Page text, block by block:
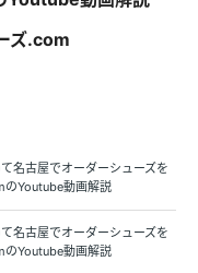
ズ.com
名古屋でオーダーシューズを
のYoutube動画解説
名古屋でオーダーシューズを
のYoutube動画解説